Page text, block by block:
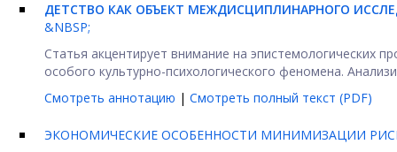
ДЕТСТВО КАК ОБЪЕКТ МЕЖДИСЦИПЛИНАРНОГО
&NBSP;
Статья акцентирует внимание на эпистемологических
особого культурно-психологического феномена.
Смотреть аннотацию | Смотреть полный текст (PDF)
ЭКОНОМИЧЕСКИЕ ОСОБЕННОСТИ МИНИМИЗАЦИИ